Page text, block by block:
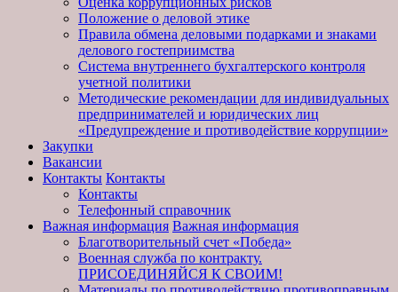
Положение о деловой этике
Правила обмена деловыми подарками и знаками
делового гостеприимства
Система внутреннего бухгалтерского контроля
учетной политики
Методические рекомендации для индивидуальных
предпринимателей и юридических лиц
«Предупреждение и противодействие коррупции»
Закупки
Вакансии
Контакты Контакты
Контакты
Телефонный справочник
Важная информация Важная информация
Благотворительный счет «Победа»
Военная служба по контракту.
ПРИСОЕДИНЯЙСЯ К СВОИМ!